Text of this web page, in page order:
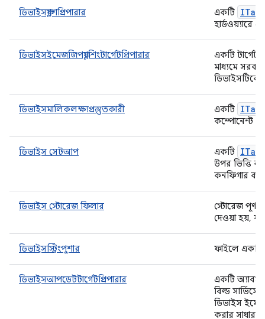
ডিভাইসফ্ল্যাশপ্রিপারার একটি
হার্ডওয়্যারে
ডিভাইসইমেজজিপফ্ল্যাশিংটার্গেটপ্রিপারার
একটি টার্গেট
মাধ্যমে
ডিভাইসটিকে
ডিভাইসমালিকলক্ষ্যপ্রস্তুতকারী একটি
কম্পোনেন্ট
ডিভাইস সেটআপ একটি
উপর ভিত্তি
কনফিগার
ডিভাইস স্টোরেজ ফিলার
স্টোরেজ পূর্ণ
দেওয়া হয়,
ডিভাইসস্ট্রিংপুশার ফাইলে একটি
ডিভাইসআপডেটটার্গেটপ্রিপারার
একটি
বিল্ড
ডিভাইস
করার